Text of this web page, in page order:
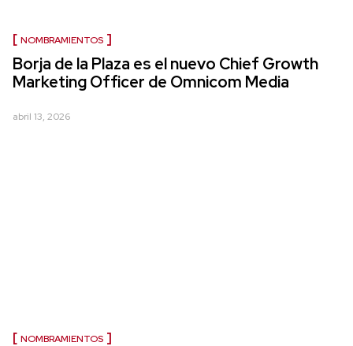
NOMBRAMIENTOS
Borja de la Plaza es el nuevo Chief Growth
Marketing Officer de Omnicom Media
abril 13, 2026
NOMBRAMIENTOS